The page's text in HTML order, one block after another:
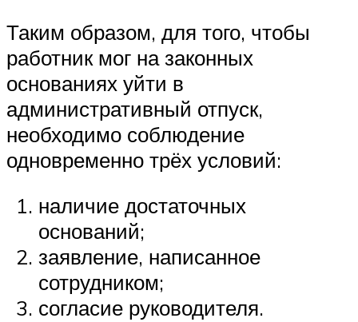
Таким образом, для того, чтобы
работник мог на законных
основаниях уйти в
административный отпуск,
необходимо соблюдение
одновременно трёх условий:
наличие достаточных
оснований;
заявление, написанное
сотрудником;
согласие руководителя.